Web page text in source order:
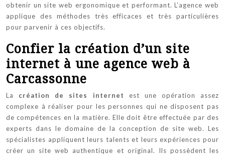
obtenir un site web ergonomique et performant. L’agence web
applique des méthodes très efficaces et très particulières
pour parvenir à ces objectifs.
Confier la création d’un site
internet à une agence web à
Carcassonne
La création de sites internet est une opération assez
complexe à réaliser pour les personnes qui ne disposent pas
de compétences en la matière. Elle doit être effectuée par des
experts dans le domaine de la conception de site web. Les
spécialistes appliquent leurs talents et leurs expériences pour
créer un site web authentique et original. Ils possèdent les